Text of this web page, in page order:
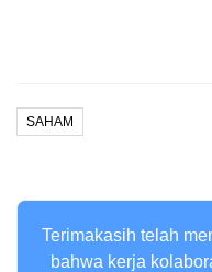
SAHAM
Terimakasih telah
bahwa kerja